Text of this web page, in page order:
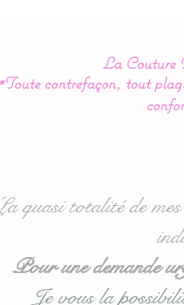
La Couture
*Toute contrefaçon, tout
quasi totalité de
Pour une demande
Je vous la